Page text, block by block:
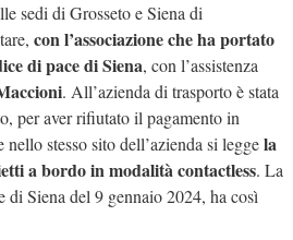
sedi di Grosseto e Siena di
con l’associazione che ha portato
di pace di Siena, con l’assistenza
. All’azienda di trasporto è stata
per aver rifiutato il pagamento in
stesso sito dell’azienda si leggela
a bordo in modalità contactless. La
di Siena del 9 gennaio 2024, ha così